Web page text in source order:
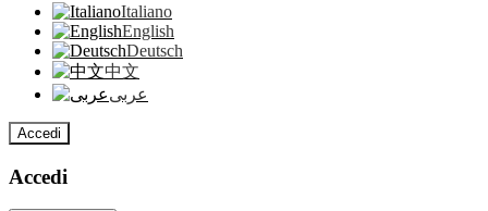
Italiano
English
Deutsch
中文
عربى
Accedi
Accedi